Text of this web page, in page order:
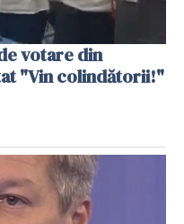
votare din
"Vin colindătorii!"